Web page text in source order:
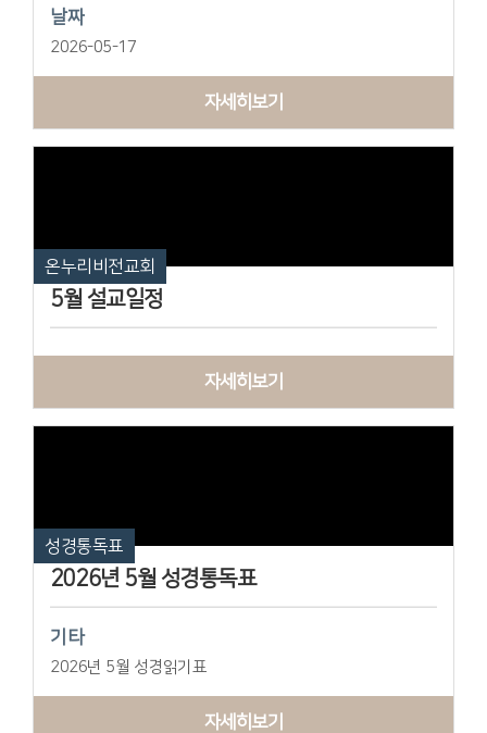
날짜
2026-05-17
자세히보기
온누리비전교회
5월 설교일정
자세히보기
성경통독표
2026년 5월 성경통독표
기타
2026년 5월 성경읽기표
자세히보기